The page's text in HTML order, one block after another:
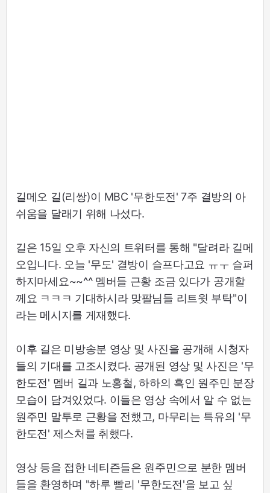
길메오 길(리쌍)이 MBC '무한도전' 7주 결방의 아
쉬움을 달래기 위해 나섰다.
길은 15일 오후 자신의 트위터를 통해 "달려라 길메
오입니다. 오늘 '무도' 결방이 슬프다고요 ㅠㅜ 슬퍼
하지마세요~~^^ 멤버들 근황 조금 있다가 공개할
께요 ㅋㅋㅋ 기대하시라 맞팔님들 리트윗 부탁"이
라는 메시지를 게재했다.
이후 길은 미방송분 영상 및 사진을 공개해 시청자
들의 기대를 고조시켰다. 공개된 영상 및 사진은 '무
한도전' 멤버 길과 노홍철, 하하의 흑인 원주민 분장
모습이 담겨있었다. 이들은 영상 속에서 알 수 없는
원주민 말투로 근황을 전했고, 마무리는 특유의 '무
한도전' 제스처를 취했다.
영상 등을 접한 네티즌들은 원주민으로 분한 멤버
들을 환영하며 "하루 빨리 '무한도전'을 보고 싶